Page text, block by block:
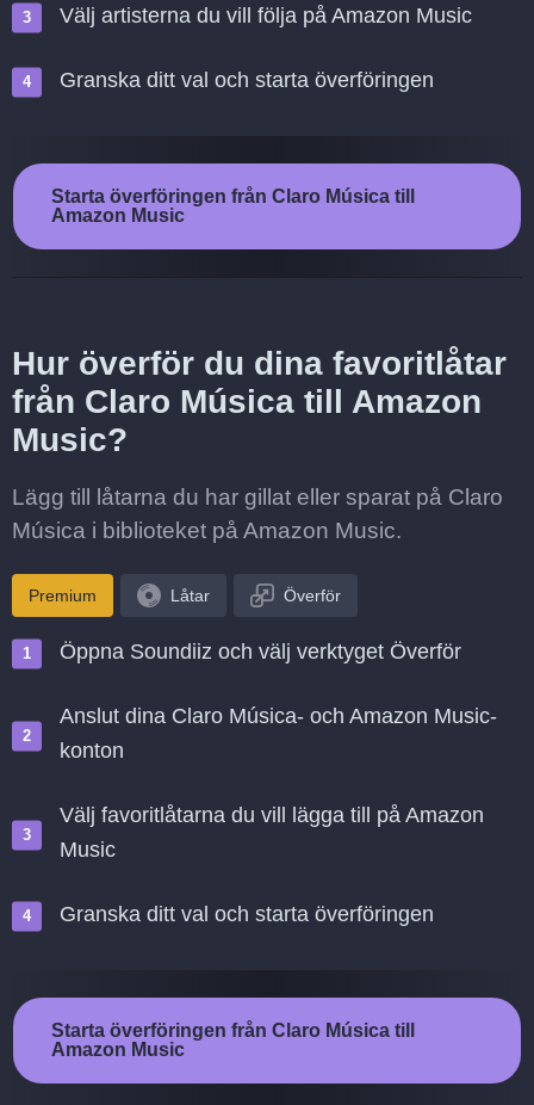
Välj artisterna du vill följa på Amazon Music
Granska ditt val och starta överföringen
Starta överföringen från Claro Música till
Amazon Music
Hur överför du dina favoritlåtar
från Claro Música till Amazon
Music?
Lägg till låtarna du har gillat eller sparat på Claro
Música i biblioteket på Amazon Music.
Premium Låtar Överför
Öppna Soundiiz och välj verktyget Överför
Anslut dina Claro Música- och Amazon Music-
konton
Välj favoritlåtarna du vill lägga till på Amazon
Music
Granska ditt val och starta överföringen
Starta överföringen från Claro Música till
Amazon Music